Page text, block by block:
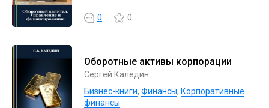
0 0
Оборотные активы корпорации
Сергей Каледин
Бизнес-книги, Финансы, Корпоративные
финансы